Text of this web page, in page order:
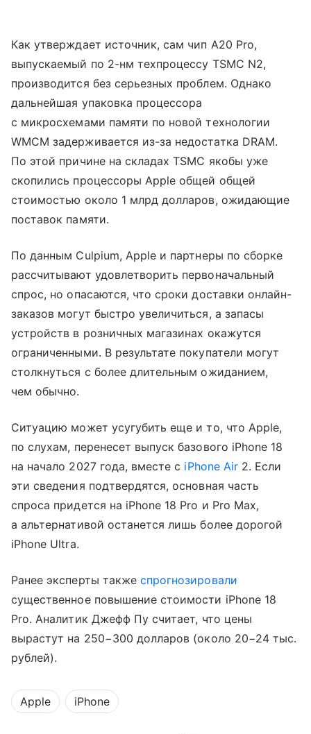
Как утверждает источник, сам чип A20 Pro,
выпускаемый по 2-нм техпроцессу TSMC N2,
производится без серьезных проблем. Однако
дальнейшая упаковка процессора
с микросхемами памяти по новой технологии
WMCM задерживается из-за недостатка DRAM.
По этой причине на складах TSMC якобы уже
скопились процессоры Apple общей общей
стоимостью около 1 млрд долларов, ожидающие
поставок памяти.
По данным Culpium, Apple и партнеры по сборке
рассчитывают удовлетворить первоначальный
спрос, но опасаются, что сроки доставки онлайн-
заказов могут быстро увеличиться, а запасы
устройств в розничных магазинах окажутся
ограниченными. В результате покупатели могут
столкнуться с более длительным ожиданием,
чем обычно.
Ситуацию может усугубить еще и то, что Apple,
по слухам, перенесет выпуск базового iPhone 18
на начало 2027 года, вместе с iPhone Air2. Если
эти сведения подтвердятся, основная часть
спроса придется на iPhone 18 Pro и Pro Max,
а альтернативой останется лишь более дорогой
iPhone Ultra.
Ранее эксперты такжеспрогнозировали
существенное повышение стоимости iPhone 18
Pro. Аналитик Джефф Пу считает, что цены
вырастут на 250−300 долларов (около 20−24 тыс.
рублей).
Apple iPhone